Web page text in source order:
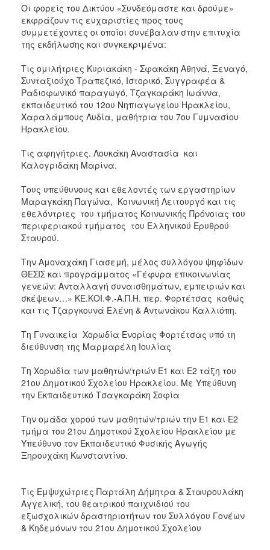
Οι φορείς του Δικτύου «Συνδεόμαστε και δρούμε»
εκφράζουν τις ευχαριστίες προς τους
συμμετέχοντες οι οποίοι συνέβαλαν στην επιτυχία
της εκδήλωσης και συγκεκριμένα:
Τις ομιλήτριες Κυριακάκη - Σφακάκη Αθηνά, Ξεναγό,
Συνταξιούχο Τραπεζικό, Ιστορικό, Συγγραφέα &
Ραδιοφωνικό παραγωγό, Τζαγκαράκη Ιωάννα,
εκπαιδευτικό του 12ου Νηπιαγωγείου Ηρακλείου,
Χαραλάμπους Λυδία, μαθήτρια του 7ου Γυμνασίου
Ηρακλείου.
Τις αφηγήτριες. Λουκάκη Αναστασία και
Καλογριδάκη Μαρίνα.
Τους υπεύθυνους και εθελοντές των εργαστηρίων
Μαραγκάκη Παγώνα, Κοινωνική Λειτουργό και τις
εθελόντριες του τμήματος Κοινωνικής Πρόνοιας του
περιφεριακού τμήματος του Ελληνικού Ερυθρού
Σταυρού.
Την Αμοναχάκη Γιασεμή, μέλος συλλόγου ψηφίδων
ΘΕΣΙΣ και προγράμματος «Γέφυρα επικοινωνίας
γενεών: Ανταλλαγή συναισθημάτων, εμπειριών και
σκέψεων…» ΚΕ.ΚΟΙ.Φ.-Α.Π.Η. περ. Φορτέτσας καθώς
και τις Τζαργκουνά Ελένη & Αντωνάκου Καλλιόπη.
Τη Γυναικεία Χορωδία Ενορίας Φορτέτσας υπό τη
διεύθυνση της Μαρμαρέλη Ιουλίας
Τη Χορωδία των μαθητών/τριών Ε1 και Ε2 τάξη του
21ου Δημοτικού Σχολείου Ηρακλείου. Με Υπεύθυνη
την Εκπαιδευτικό Τσαγκαράκη Σοφία
Την ομάδα χορού των μαθητών/τριών την Ε1 και Ε2
τμήμα του 21ου Δημοτικού Σχολείου Ηρακλείου με
Υπεύθυνο τον Εκπαιδευτικό Φυσικής Αγωγής
Ξηρουχάκη Κωνσταντίνο.
Τις Εμψυχώτριες Παρτάλη Δήμητρα & Σταυρουλάκη
Αγγελική, του θεατρικού παιχνιδιού του
εξωσχολικών δραστηριοτήτων του Συλλόγου Γονέων
& Κηδεμόνων του 21ου Δημοτικού Σχολείου